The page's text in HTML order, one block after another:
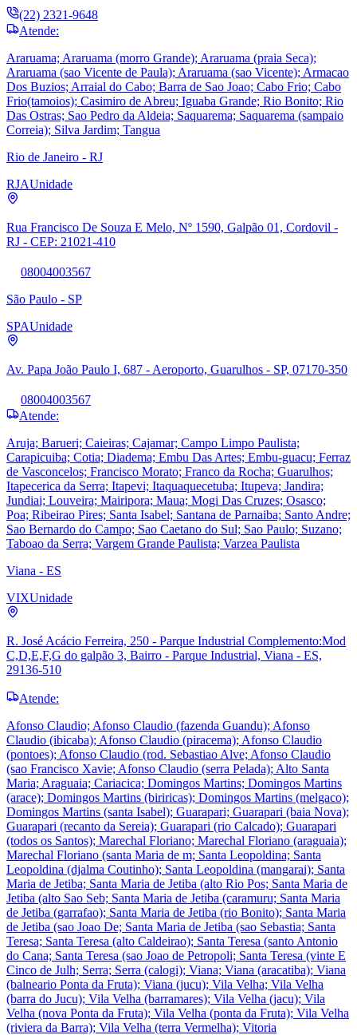
(22) 2321-9648
Atende:
Araruama; Araruama (morro Grande); Araruama (praia Seca);
Araruama (sao Vicente de Paula); Araruama (sao Vicente); Armacao
Dos Buzios; Arraial do Cabo; Barra de Sao Joao; Cabo Frio; Cabo
Frio(tamoios); Casimiro de Abreu; Iguaba Grande; Rio Bonito; Rio
Das Ostras; Sao Pedro da Aldeia; Saquarema; Saquarema (sampaio
Correia); Silva Jardim; Tangua
Rio de Janeiro - RJ
RJAUnidade
Rua Francisco De Souza E Melo, Nº 1590, Galpão 01, Cordovil -
RJ - CEP: 21021-410
08004003567
São Paulo - SP
SPAUnidade
Av. Papa João Paulo I, 687 - Aeroporto, Guarulhos - SP, 07170-350
08004003567
Atende:
Aruja; Barueri; Caieiras; Cajamar; Campo Limpo Paulista;
Carapicuiba; Cotia; Diadema; Embu Das Artes; Embu-guacu; Ferraz
de Vasconcelos; Francisco Morato; Franco da Rocha; Guarulhos;
Itapecerica da Serra; Itapevi; Itaquaquecetuba; Itupeva; Jandira;
Jundiai; Louveira; Mairipora; Maua; Mogi Das Cruzes; Osasco;
Poa; Ribeirao Pires; Santa Isabel; Santana de Parnaiba; Santo Andre;
Sao Bernardo do Campo; Sao Caetano do Sul; Sao Paulo; Suzano;
Taboao da Serra; Vargem Grande Paulista; Varzea Paulista
Viana - ES
VIXUnidade
R. José Acácio Ferreira, 250 - Parque Industrial Complemento:Mod
C,D,E,F,G do galpão 3, Bairro - Parque Industrial, Viana - ES,
29136-510
Atende:
Afonso Claudio; Afonso Claudio (fazenda Guandu); Afonso
Claudio (ibicaba); Afonso Claudio (piracema); Afonso Claudio
(pontoes); Afonso Claudio (rod. Sebastiao Alve; Afonso Claudio
(sao Francisco Xavie; Afonso Claudio (serra Pelada); Alto Santa
Maria; Araguaia; Cariacica; Domingos Martins; Domingos Martins
(arace); Domingos Martins (biriricas); Domingos Martins (melgaco);
Domingos Martins (santa Isabel); Guarapari; Guarapari (baia Nova);
Guarapari (recanto da Sereia); Guarapari (rio Calcado); Guarapari
(todos os Santos); Marechal Floriano; Marechal Floriano (araguaia);
Marechal Floriano (santa Maria de m; Santa Leopoldina; Santa
Leopoldina (djalma Coutinho); Santa Leopoldina (mangarai); Santa
Maria de Jetiba; Santa Maria de Jetiba (alto Rio Pos; Santa Maria de
Jetiba (alto Sao Seb; Santa Maria de Jetiba (caramuru; Santa Maria
de Jetiba (garrafao); Santa Maria de Jetiba (rio Bonito); Santa Maria
de Jetiba (sao Joao De; Santa Maria de Jetiba (sao Sebastia; Santa
Teresa; Santa Teresa (alto Caldeirao); Santa Teresa (santo Antonio
do Cana; Santa Teresa (sao Joao de Petropoli; Santa Teresa (vinte E
Cinco de Julh; Serra; Serra (calogi); Viana; Viana (aracatiba); Viana
(balneario Ponta da Fruta); Viana (jucu); Vila Velha; Vila Velha
(barra do Jucu); Vila Velha (barramares); Vila Velha (jacu); Vila
Velha (nova Ponta da Fruta); Vila Velha (ponta da Fruta); Vila Velha
(riviera da Barra); Vila Velha (terra Vermelha); Vitoria